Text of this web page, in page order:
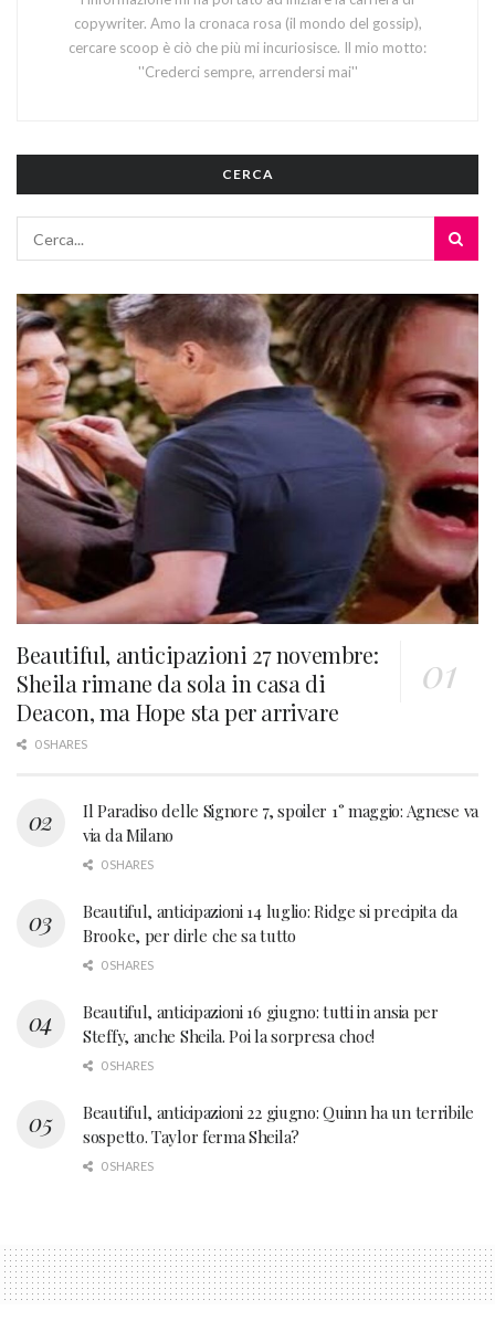
copywriter. Amo la cronaca rosa (il mondo del gossip),
cercare scoop è ciò che più mi incuriosisce. Il mio motto:
''Crederci sempre, arrendersi mai''
CERCA
Beautiful, anticipazioni 27 novembre:
Sheila rimane da sola in casa di
Deacon, ma Hope sta per arrivare
0 SHARES
Il Paradiso delle Signore 7, spoiler 1° maggio: Agnese va
via da Milano
0 SHARES
Beautiful, anticipazioni 14 luglio: Ridge si precipita da
Brooke, per dirle che sa tutto
0 SHARES
Beautiful, anticipazioni 16 giugno: tutti in ansia per
Steffy, anche Sheila. Poi la sorpresa choc!
0 SHARES
Beautiful, anticipazioni 22 giugno: Quinn ha un terribile
sospetto. Taylor ferma Sheila?
0 SHARES